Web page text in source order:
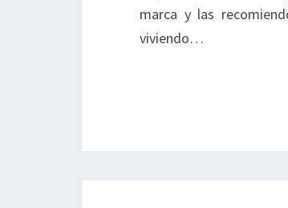
marca y las
viviendo…